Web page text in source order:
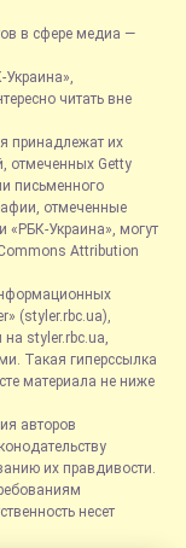
в сфере медиа —
Украина»,
читать вне
принадлежат их
отмеченных Getty
письменного
отмеченные
«РБК-Украина», могут
Attribution
(styler.rbc.ua),
на styler.rbc.ua,
Такая гиперссылка
материала не ниже
авторов
их правдивости.
несет